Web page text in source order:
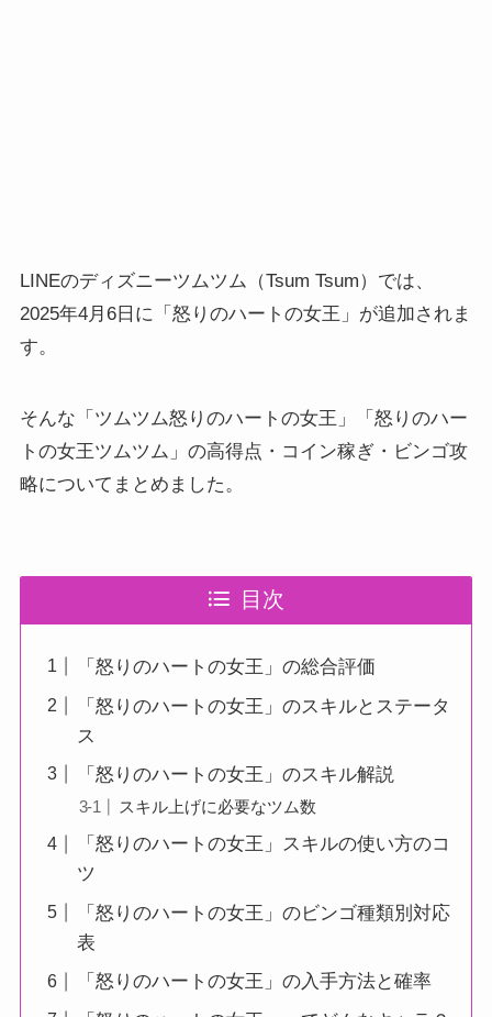
LINEのディズニーツムツム（Tsum Tsum）では、
2025年4月6日に「怒りのハートの女王」が追加されま
す。
そんな「ツムツム怒りのハートの女王」「怒りのハー
トの女王ツムツム」の高得点・コイン稼ぎ・ビンゴ攻
略についてまとめました。
目次
「怒りのハートの女王」の総合評価
「怒りのハートの女王」のスキルとステータ
ス
「怒りのハートの女王」のスキル解説
スキル上げに必要なツム数
「怒りのハートの女王」スキルの使い方のコ
ツ
「怒りのハートの女王」のビンゴ種類別対応
表
「怒りのハートの女王」の入手方法と確率